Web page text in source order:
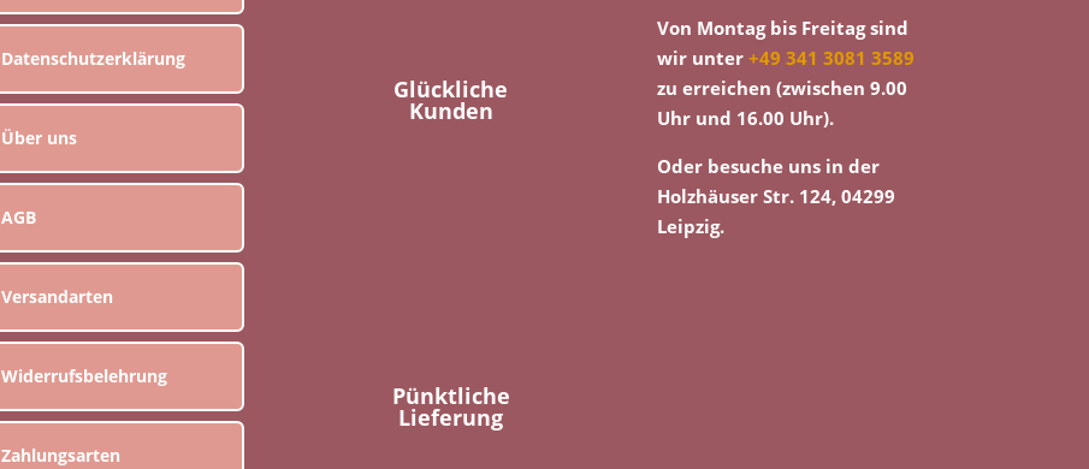
Datenschutzerklärung
Über uns
AGB
Versandarten
Widerrufsbelehrung
Zahlungsarten
Glückliche
Kunden
Pünktliche
Lieferung
Von Montag bis Freitag sind
wir unter+49 341 3081 3589
zu erreichen (zwischen 9.00
Uhr und 16.00 Uhr).
Oder besuche uns in der
Holzhäuser Str. 124, 04299
Leipzig.